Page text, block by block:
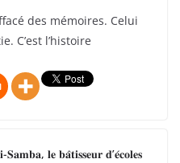
des mémoires. Celui
C’est l’histoire
𝐥𝐞 𝐛𝐚̂𝐭𝐢𝐬𝐬𝐞𝐮𝐫 𝐝’𝐞́𝐜𝐨𝐥𝐞𝐬